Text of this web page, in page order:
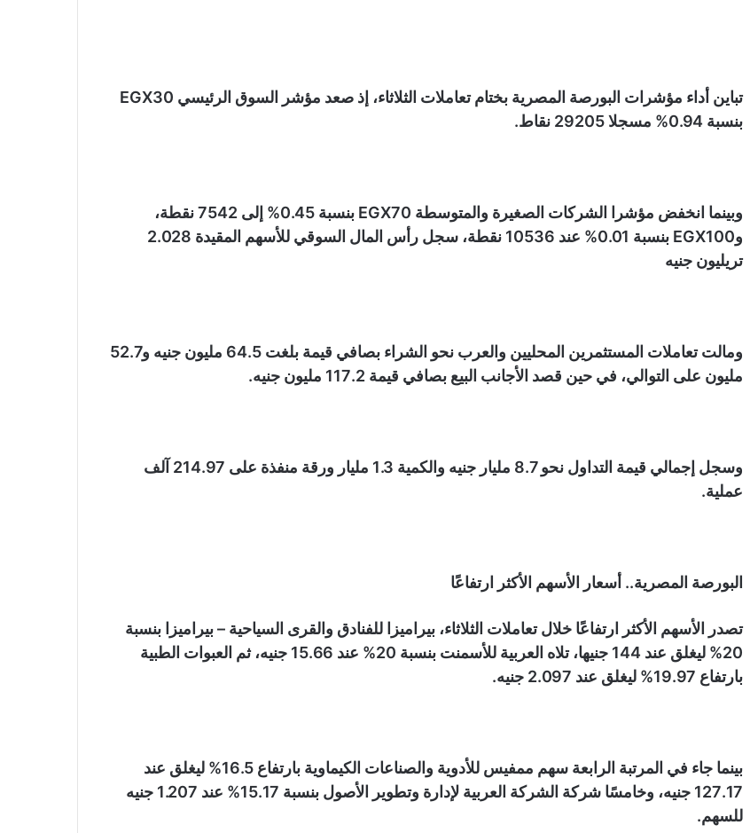
تباين أداء مؤشرات البورصة المصرية بختام تعاملات الثلاثاء، إذ صعد مؤشر السوق الرئيسي EGX30
بنسبة 0.94% مسجلا 29205 نقاط.
وبينما انخفض مؤشرا الشركات الصغيرة والمتوسطة EGX70 بنسبة 0.45% إلى 7542 نقطة،
وEGX100 بنسبة 0.01% عند 10536 نقطة، سجل رأس المال السوقي للأسهم المقيدة 2.028
تريليون جنيه
ومالت تعاملات المستثمرين المحليين والعرب نحو الشراء بصافي قيمة بلغت 64.5 مليون جنيه و52.7
مليون على التوالي، في حين قصد الأجانب البيع بصافي قيمة 117.2 مليون جنيه.
وسجل إجمالي قيمة التداول نحو 8.7 مليار جنيه والكمية 1.3 مليار ورقة منفذة على 214.97 آلف
عملية.
البورصة المصرية.. أسعار الأسهم الأكثر ارتفاعًا
تصدر الأسهم الأكثر ارتفاعًا خلال تعاملات الثلاثاء، بيراميزا للفنادق والقرى السياحية – بيراميزا بنسبة
20% ليغلق عند 144 جنيها، تلاه العربية للأسمنت بنسبة 20% عند 15.66 جنيه، ثم العبوات الطبية
بارتفاع 19.97% ليغلق عند 2.097 جنيه.
بينما جاء في المرتبة الرابعة سهم ممفيس للأدوية والصناعات الكيماوية بارتفاع 16.5% ليغلق عند
127.17 جنيه، وخامسًا شركة الشركة العربية لإدارة وتطوير الأصول بنسبة 15.17% عند 1.207 جنيه
للسهم.